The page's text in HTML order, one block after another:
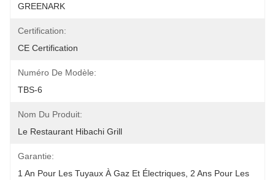
GREENARK
Certification:
CE Certification
Numéro De Modèle:
TBS-6
Nom Du Produit:
Le Restaurant Hibachi Grill
Garantie:
1 An Pour Les Tuyaux À Gaz Et Électriques, 2 Ans Pour Les